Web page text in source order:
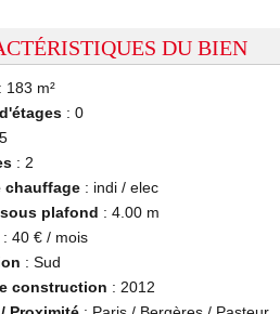
DU BIEN
: 183 m²
: 0
: 2
chauffage : indi / elec
plafond : 4.00 m
: 40 € / mois
: Sud
construction : 2012